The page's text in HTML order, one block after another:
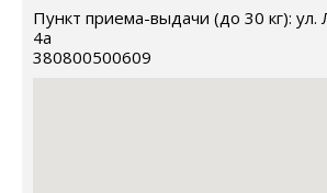
Пункт приема-выдачи (до 30 кг): ул.
4а
380800500609